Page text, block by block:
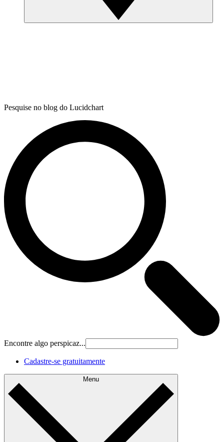
Pesquise no blog do Lucidchart
Encontre algo perspicaz...
Cadastre‐se gratuitamente
Menu